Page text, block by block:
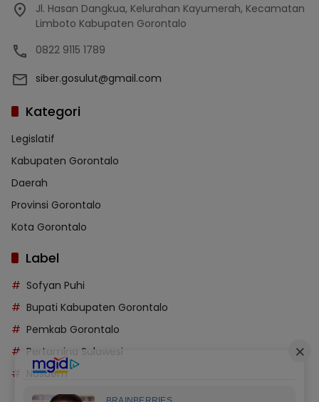
Jl. Hasan Dangkua, Kelurahan Kayumerah, Kecamatan
Limboto Kabupaten Gorontalo
0822 9115 1789
siber.gosulut@gmail.com
Kategori
Legislatif
Kabupaten Gorontalo
Daerah
Provinsi Gorontalo
Kota Gorontalo
Label
Sofyan Puhi
Bupati Kabupaten Gorontalo
Pemkab Gorontalo
Pertamina Sulawesi
Nasdem